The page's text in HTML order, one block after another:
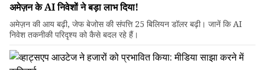
अमेज़न के AI निवेशों ने बड़ा लाभ दिया!
अमेज़न की आय बढ़ी, जेफ बेजोस की संपत्ति 25 बिलियन डॉलर बढ़ी। जानें कि AI
निवेश तकनीकी परिदृश्य को कैसे बदल रहे हैं।